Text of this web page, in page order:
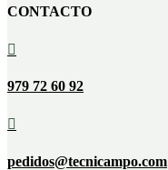
CONTACTO

979 72 60 92

pedidos@tecnicampo.com